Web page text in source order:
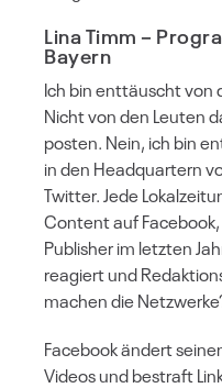
Lina Timm –
Bayern
Ich bin enttäuscht von
Nicht von den Leuten
posten. Nein, ich bin
in den Headquartern
Twitter. Jede
Content auf
Publisher im letzten
reagiert und
machen die
Facebook ändert
Videos und bestraft